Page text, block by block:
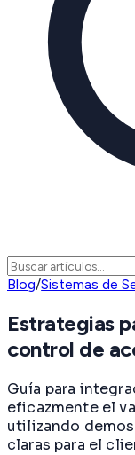
Blog/Sistemas de
Estrategias
control de
Guía para
eficazmente el
utilizando
claras para el